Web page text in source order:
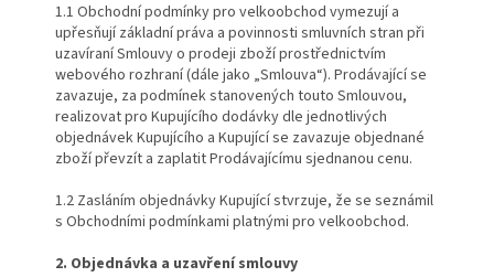
1.1 Obchodní podmínky pro velkoobchod vymezují a
upřesňují základní práva a povinnosti smluvních stran při
uzavíraní Smlouvy o prodeji zboží prostřednictvím
webového rozhraní (dále jako „Smlouva“). Prodávající se
zavazuje, za podmínek stanovených touto Smlouvou,
realizovat pro Kupujícího dodávky dle jednotlivých
objednávek Kupujícího a Kupující se zavazuje objednané
zboží převzít a zaplatit Prodávajícímu sjednanou cenu.
1.2 Zasláním objednávky Kupující stvrzuje, že se seznámil
s Obchodními podmínkami platnými pro velkoobchod.
2. Objednávka a uzavření smlouvy